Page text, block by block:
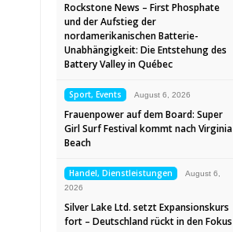
Rockstone News – First Phosphate
und der Aufstieg der
nordamerikanischen Batterie-
Unabhängigkeit: Die Entstehung des
Battery Valley in Québec
Sport, Events August 6, 2026
Frauenpower auf dem Board: Super
Girl Surf Festival kommt nach Virginia
Beach
Handel, Dienstleistungen
August 6,
2026
Silver Lake Ltd. setzt Expansionskurs
fort – Deutschland rückt in den Fokus